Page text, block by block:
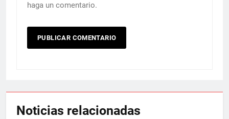
haga un comentario.
Noticias relacionadas